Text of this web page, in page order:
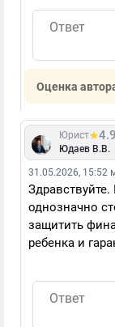
Оценка
Юрист 4.9
Юдаев В.В.
31.05.2026, 15:52
однозначно
защитить
ребенка и